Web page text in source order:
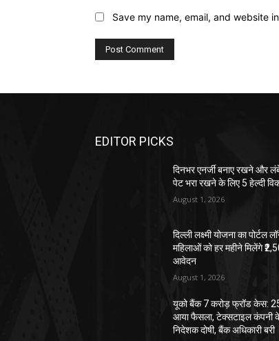
Save my name, email, and website
EDITOR PICKS
दिनभर एनर्जी बनाए रखने और
पेट भरा रखने के लिए 5 हेल्दी
August 1, 2026
दिल्ली लक्ष्मी योजना का पोर्टल
महिलाओं को हर महीने मिलेंगे
आवेदन
August 1, 2026
यूको बैंक 7 करोड़ फ्रॉड केस:
आया फैसला, टेक्सटाइल कंपनी
निदेशक दोषी, बैंक अधिकारी बरी